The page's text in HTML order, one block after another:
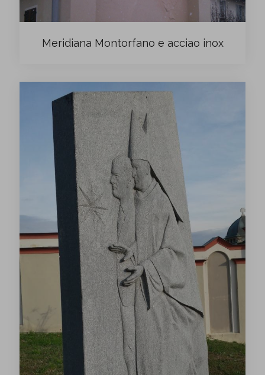
Meridiana Montorfano e acciao inox